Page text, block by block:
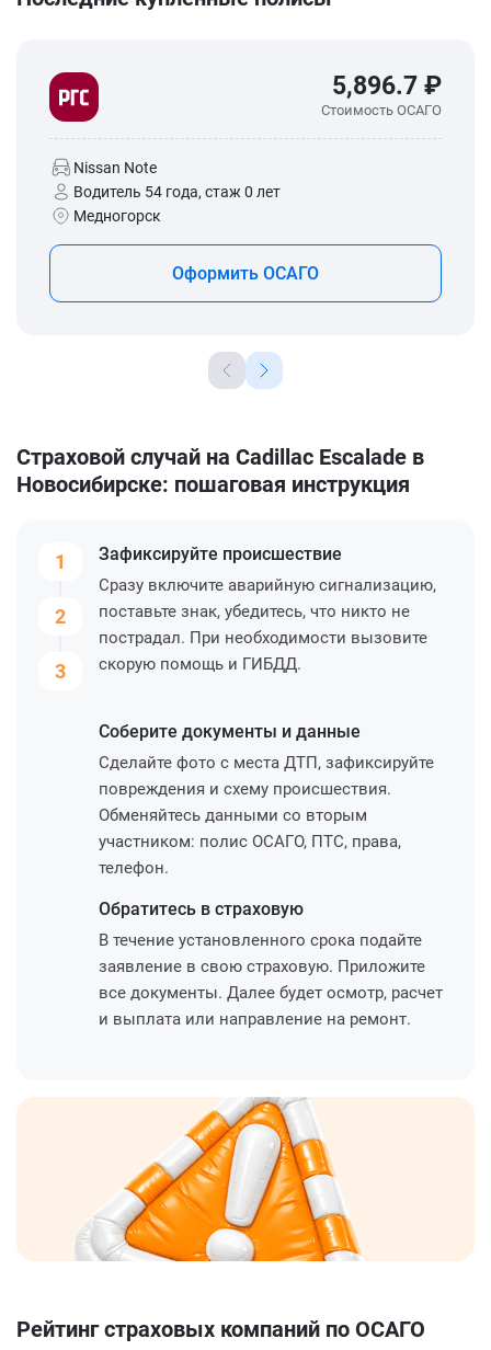
5,896.7 ₽
Стоимость ОСАГО
Nissan Note
Водитель 54 года, стаж 0 лет
Медногорск
Оформить ОСАГО
Страховой случай на Cadillac Escalade в
Новосибирске: пошаговая инструкция
1
2
3
Зафиксируйте происшествие
Сразу включите аварийную сигнализацию,
поставьте знак, убедитесь, что никто не
пострадал. При необходимости вызовите
скорую помощь и ГИБДД.
Соберите документы и данные
Сделайте фото с места ДТП, зафиксируйте
повреждения и схему происшествия.
Обменяйтесь данными со вторым
участником: полис ОСАГО, ПТС, права,
телефон.
Обратитесь в страховую
В течение установленного срока подайте
заявление в свою страховую. Приложите
все документы. Далее будет осмотр, расчет
и выплата или направление на ремонт.
Рейтинг страховых компаний по ОСАГО